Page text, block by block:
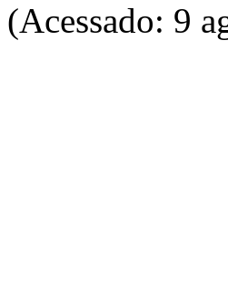
(Acessado: 9